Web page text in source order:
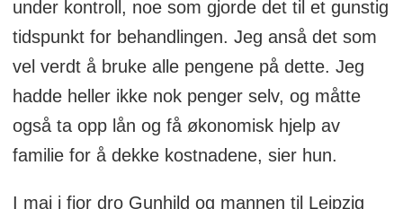
under kontroll, noe som gjorde det til et gunstig
tidspunkt for behandlingen. Jeg anså det som
vel verdt å bruke alle pengene på dette. Jeg
hadde heller ikke nok penger selv, og måtte
også ta opp lån og få økonomisk hjelp av
familie for å dekke kostnadene, sier hun.
I mai i fjor dro Gunhild og mannen til Leipzig